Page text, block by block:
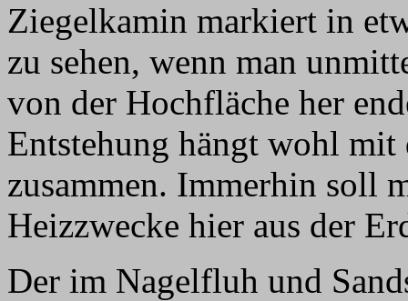
Ziegelkamin markiert in
zu sehen, wenn man
von der Hochfläche her
Entstehung hängt wohl
zusammen. Immerhin soll
Heizzwecke hier aus der
Der im Nagelfluh und